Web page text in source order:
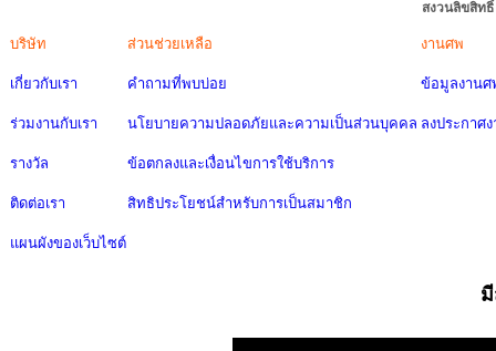
สงวนลิขสิท
บริษัท
เกี่ยวกับเรา
ร่วมงานกับเรา
รางวัล
ติดต่อเรา
แผนผังของเว็บไซต์
ส่วนช่วยเหลือ
คำถามที่พบบ่อย
นโยบายความปลอดภัยและความเป็นส่วนบุคคล
ข้อตกลงและเงื่อนไขการใช้บริการ
สิทธิประโยชน์สำหรับการเป็นสมาชิก
งานศพ
ข้อมูลงานศ
ลงประกาศ